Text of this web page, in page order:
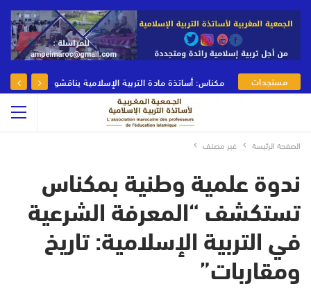
مستجدات
الجمعية
مكناس: أساتذة مادة التربية الإسلامية يناقشون رهانات وأدوار مادة التربية الإسلامية في يومها الوطني
الصفحة الرئيسة غير مصنف
ندوة علمية وطنية بمكناس
تستكشف “المعرفة الشرعية
في التربية الإسلامية: تاريخ
ومقاربات”